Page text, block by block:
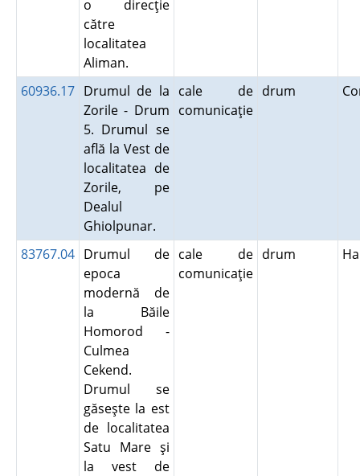
o direcţie
către
localitatea
Aliman.
60936.17 Drumul de la
Zorile - Drum
5. Drumul se
află la Vest de
localitatea de
Zorile, pe
Dealul
Ghiolpunar.
cale de
comunicaţie
drum
83767.04 Drumul de
epoca
modernă de
la Băile
Homorod -
Culmea
Cekend.
Drumul se
găseşte la est
de localitatea
Satu Mare şi
la vest de
cale de
comunicaţie
drum